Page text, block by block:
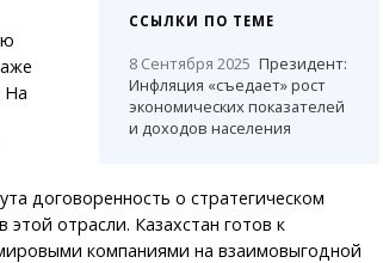
ССЫЛКИ ПО ТЕМЕ
8 Сентября 2025 Президент:
Инфляция «съедает» рост
экономических показателей
и доходов населения
На
договоренность о стратегическом
отрасли. Казахстан готов к
компаниями на взаимовыгодной